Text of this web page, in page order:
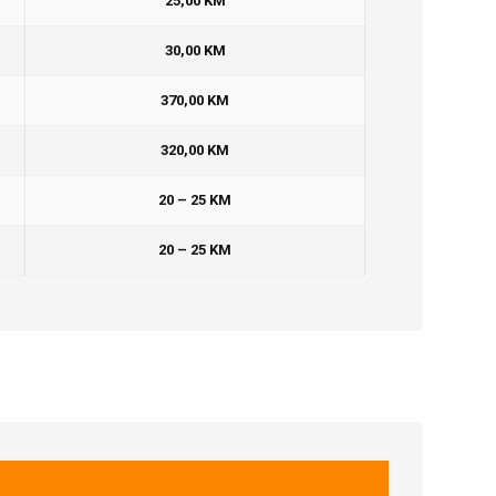
30,00 KM
370,00 KM
320,00 KM
20 – 25 KM
20 – 25 KM